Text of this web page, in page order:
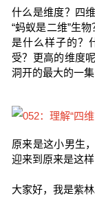
什么是维度？四
“蚂蚁是二维”生
是什么样子的？
受？更高的维度
洞开的最大的一集
原来是这小男生
迎来到原来是这
大家好，我是紫林